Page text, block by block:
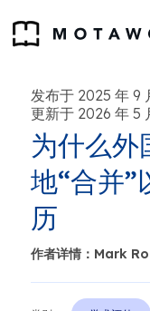
发布于 2025 年 9
更新于 2026 年 5
为什么外
地“合并”
历
作者详情：Mark